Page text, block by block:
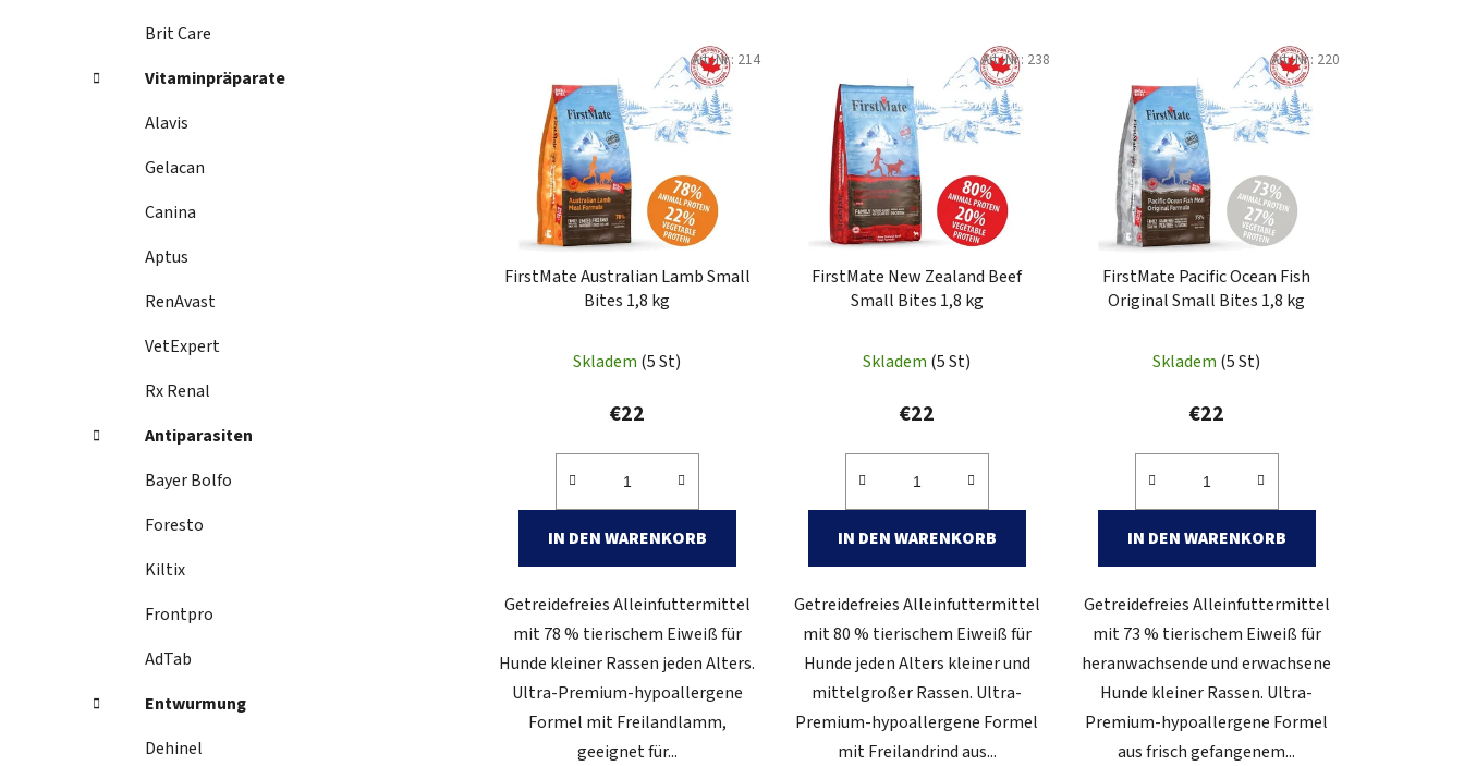
Brit Care
Vitaminpräparate
Alavis
Gelacan
Canina
Aptus
RenAvast
VetExpert
Rx Renal
Antiparasiten
Bayer Bolfo
Foresto
Kiltix
Frontpro
AdTab
Entwurmung
Dehinel
FirstMate Australian Lamb Small
Bites 1,8 kg
Skladem (5 St)
€22
IN DEN WARENKORB
Getreidefreies Alleinfuttermittel
mit 78 % tierischem Eiweiß für
Hunde kleiner Rassen jeden Alters.
Ultra-Premium-hypoallergene
Formel mit Freilandlamm,
geeignet für...
Art.-Nr.: 214
FirstMate New Zealand Beef
Small Bites 1,8 kg
Skladem (5 St)
€22
IN DEN WARENKORB
Getreidefreies Alleinfuttermittel
mit 80 % tierischem Eiweiß für
Hunde jeden Alters kleiner und
mittelgroßer Rassen. Ultra-
Premium-hypoallergene Formel
mit Freilandrind aus...
Art.-Nr.: 238
FirstMate Pacific Ocean Fish
Original Small Bites 1,8 kg
Skladem (5 St)
€22
IN DEN WARENKORB
Getreidefreies Alleinfuttermittel
mit 73 % tierischem Eiweiß für
heranwachsende und erwachsene
Hunde kleiner Rassen. Ultra-
Premium-hypoallergene Formel
aus frisch gefangenem...
Art.-Nr.: 220